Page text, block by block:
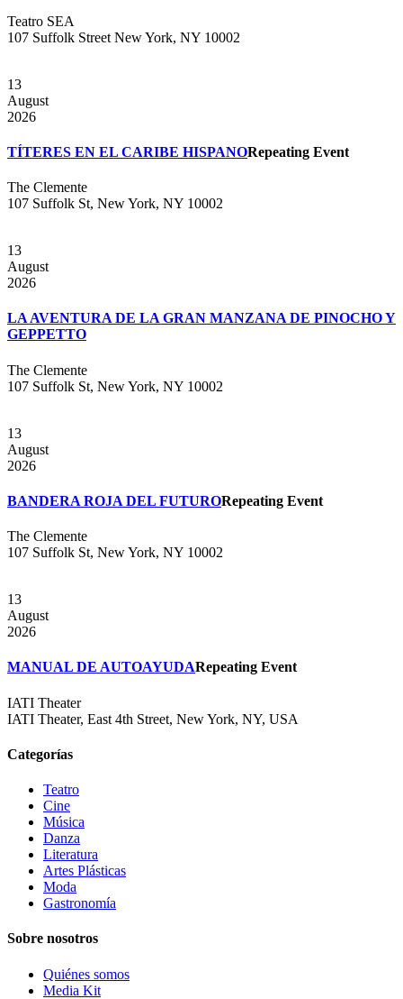
Teatro SEA
107 Suffolk Street New York, NY 10002
13
August
2026
TÍTERES EN EL CARIBE HISPANORepeating Event
The Clemente
107 Suffolk St, New York, NY 10002
13
August
2026
LA AVENTURA DE LA GRAN MANZANA DE PINOCHO Y
GEPPETTO
The Clemente
107 Suffolk St, New York, NY 10002
13
August
2026
BANDERA ROJA DEL FUTURORepeating Event
The Clemente
107 Suffolk St, New York, NY 10002
13
August
2026
MANUAL DE AUTOAYUDARepeating Event
IATI Theater
IATI Theater, East 4th Street, New York, NY, USA
Categorías
Teatro
Cine
Música
Danza
Literatura
Artes Plásticas
Moda
Gastronomía
Sobre nosotros
Quiénes somos
Media Kit